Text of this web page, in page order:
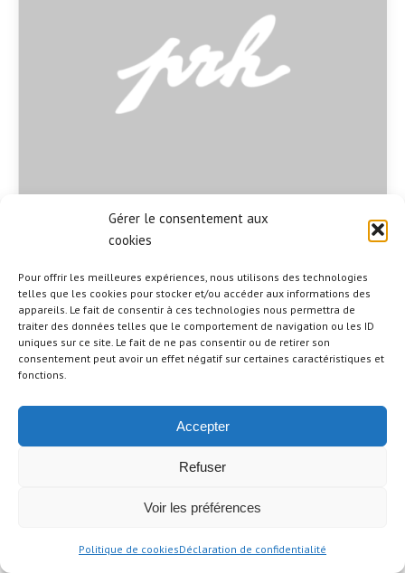
Gérer le consentement aux
cookies
Pour offrir les meilleures expériences, nous utilisons des technologies
telles que les cookies pour stocker et/ou accéder aux informations des
appareils. Le fait de consentir à ces technologies nous permettra de
traiter des données telles que le comportement de navigation ou les ID
uniques sur ce site. Le fait de ne pas consentir ou de retirer son
consentement peut avoir un effet négatif sur certaines caractéristiques et
fonctions.
Accepter
Refuser
Voir les préférences
Politique de cookiesDéclaration de confidentialité
Réflexions
solidarité,Noël,solitude,célébration,épreuve,étoile ,réflexion,temps
des fêtes
J’aimerais écrire une douce histoire de Noël pour égayer votre cœur,
avec des anecdotes festives plus belles les unes que les autres. Mais
tous ne célèbrent pas la période des fêtes dans l’harmonie,
22